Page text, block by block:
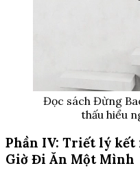
Đọc sách Đừng
thấu hiểu
Phần IV: Triết lý
Giờ Đi Ăn Một Mình